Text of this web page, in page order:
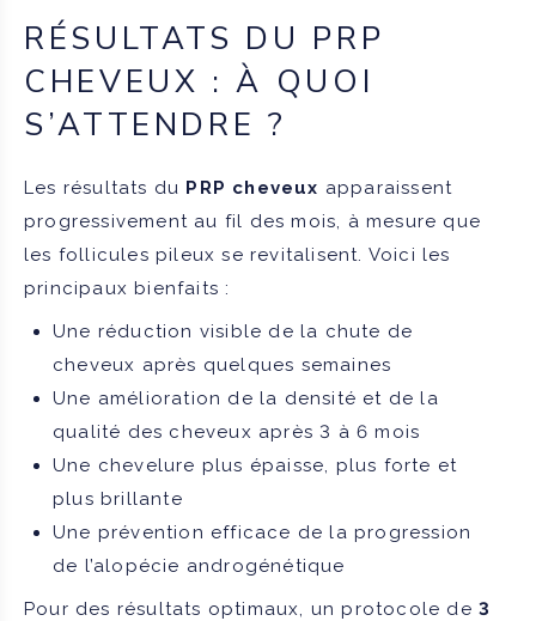
RÉSULTATS DU PRP
CHEVEUX : À QUOI
S’ATTENDRE ?
Les résultats du PRP cheveux apparaissent
progressivement au fil des mois, à mesure que
les follicules pileux se revitalisent. Voici les
principaux bienfaits :
Une réduction visible de la chute de
cheveux après quelques semaines
Une amélioration de la densité et de la
qualité des cheveux après 3 à 6 mois
Une chevelure plus épaisse, plus forte et
plus brillante
Une prévention efficace de la progression
de l’alopécie androgénétique
Pour des résultats optimaux, un protocole de3